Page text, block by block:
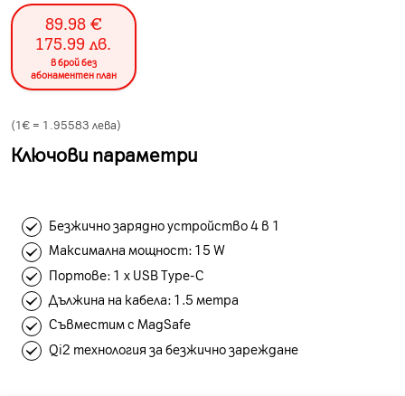
89.98 €
175.99 лв.
в брой без
абонаментен план
(1€ = 1.95583 лева)
Ключови параметри
Безжично зарядно устройство 4 в 1
Максимална мощност: 15 W
Портове: 1 x USB Тype-C
Дължина на кабела: 1.5 метра
Съвместим с MagSafe
Qi2 технология за безжично зареждане